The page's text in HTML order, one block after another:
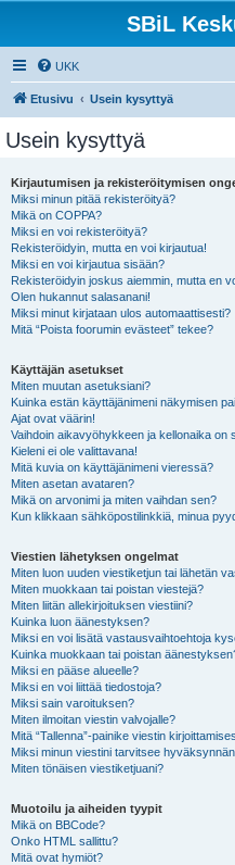
SBiL
UKK
Etusivu Usein kysyttyä
Usein kysyttyä
Kirjautumisen ja rekisteröitymisen
Miksi minun pitää rekisteröityä?
Mikä on COPPA?
Miksi en voi rekisteröityä?
Rekisteröidyin, mutta en voi kirjautua!
Miksi en voi kirjautua sisään?
Rekisteröidyin joskus aiemmin, mutta en
Olen hukannut salasanani!
Miksi minut kirjataan ulos automaattisesti?
Mitä “Poista foorumin evästeet” tekee?
Käyttäjän asetukset
Miten muutan asetuksiani?
Kuinka estän käyttäjänimeni näkymisen
Ajat ovat väärin!
Vaihdoin aikavyöhykkeen ja kellonaika on
Kieleni ei ole valittavana!
Mitä kuvia on käyttäjänimeni vieressä?
Miten asetan avataren?
Mikä on arvonimi ja miten vaihdan sen?
Kun klikkaan sähköpostilinkkiä, minua
Viestien lähetyksen ongelmat
Miten luon uuden viestiketjun tai lähetän
Miten muokkaan tai poistan viestejä?
Miten liitän allekirjoituksen viestiini?
Kuinka luon äänestyksen?
Miksi en voi lisätä vastausvaihtoehtoja
Kuinka muokkaan tai poistan
Miksi en pääse alueelle?
Miksi en voi liittää tiedostoja?
Miksi sain varoituksen?
Miten ilmoitan viestin valvojalle?
Mitä “Tallenna”-painike viestin
Miksi minun viestini tarvitsee
Miten tönäisen viestiketjuani?
Muotoilu ja aiheiden tyypit
Mikä on BBCode?
Onko HTML sallittu?
Mitä ovat hymiöt?